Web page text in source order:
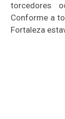
torcedores
Conforme a
Fortaleza